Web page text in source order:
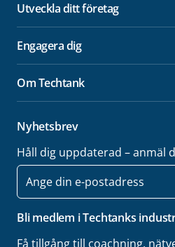
Utveckla ditt företag
Engagera dig
Om Techtank
Nyhetsbrev
Håll dig uppdaterad – anmäl
E-
post
Bli medlem i Techtanks
Få tillgång till coachning,